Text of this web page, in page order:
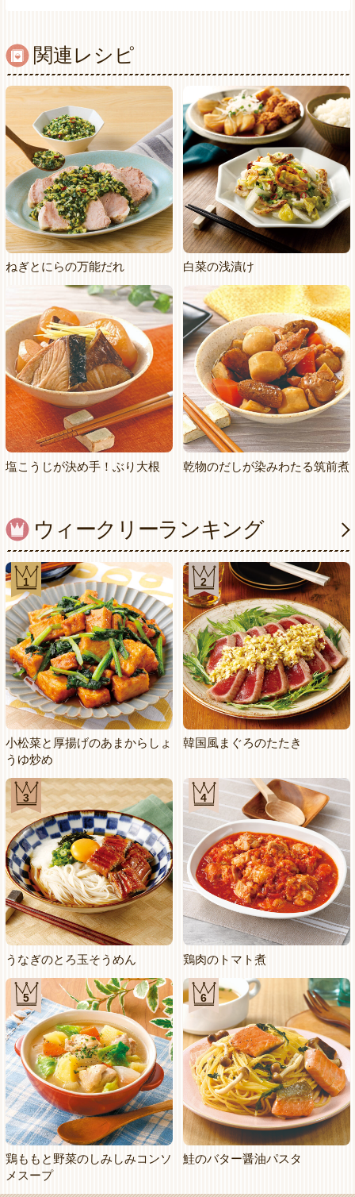
関連レシピ
ねぎとにらの万能だれ 白菜の浅漬け
塩こうじが決め手！ぶり大根 乾物のだしが染みわたる筑前煮
ウィークリーランキング
1
小松菜と厚揚げのあまからしょ
うゆ炒め
2
韓国風まぐろのたたき
3
うなぎのとろ玉そうめん
4
鶏肉のトマト煮
5
鶏ももと野菜のしみしみコンソ
メスープ
6
鮭のバター醤油パスタ